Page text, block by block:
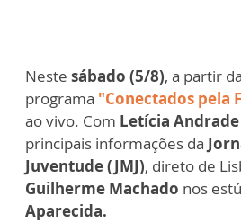
Neste sábado (5/8), a partir
programa "Conectados pela
ao vivo. Com Letícia Andrade
principais informações da
Juventude (JMJ), direto de
Guilherme Machado nos
Aparecida.